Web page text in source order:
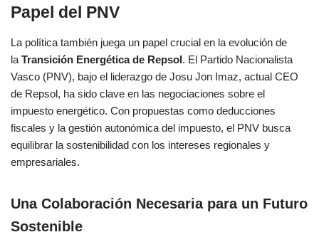
Papel del PNV
La política también juega un papel crucial en la evolución de
la Transición Energética de Repsol. El Partido Nacionalista
Vasco (PNV), bajo el liderazgo de Josu Jon Imaz, actual CEO
de Repsol, ha sido clave en las negociaciones sobre el
impuesto energético. Con propuestas como deducciones
fiscales y la gestión autonómica del impuesto, el PNV busca
equilibrar la sostenibilidad con los intereses regionales y
empresariales.
Una Colaboración Necesaria para un Futuro
Sostenible